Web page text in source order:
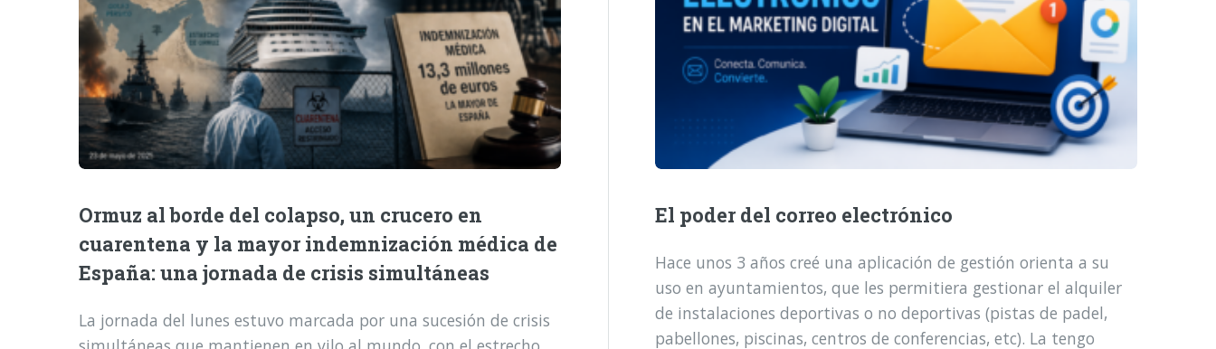
Ormuz al borde del colapso, un crucero en
cuarentena y la mayor indemnización médica de
España: una jornada de crisis simultáneas
La jornada del lunes estuvo marcada por una sucesión de crisis
El poder del correo electrónico
Hace unos 3 años creé una aplicación de gestión orienta a su
uso en ayuntamientos, que les permitiera gestionar el alquiler
de instalaciones deportivas o no deportivas (pistas de padel,
pabellones, piscinas, centros de conferencias, etc). La tengo